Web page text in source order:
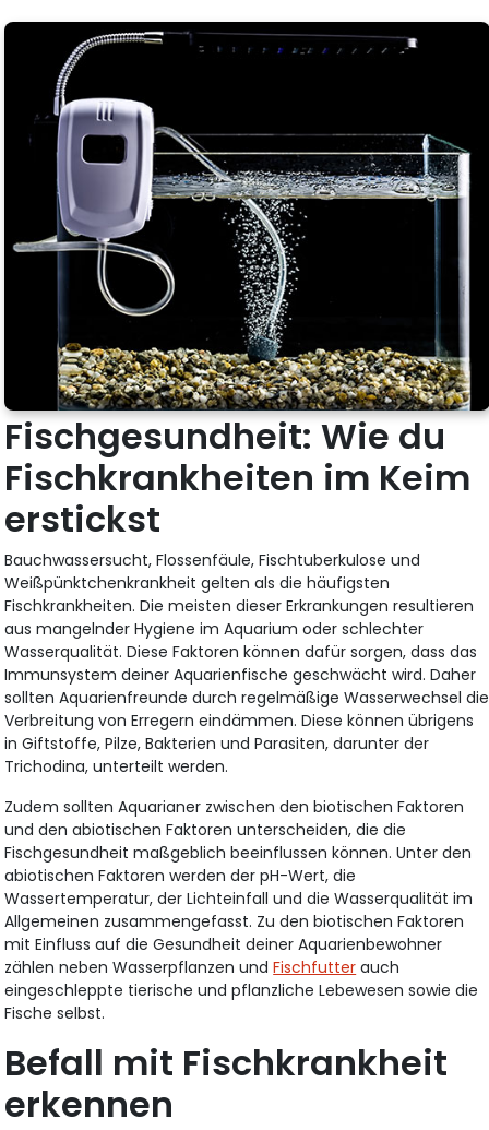
Fischgesundheit: Wie du
Fischkrankheiten im Keim
erstickst
Bauchwassersucht, Flossenfäule, Fischtuberkulose und
Weißpünktchenkrankheit gelten als die häufigsten
Fischkrankheiten. Die meisten dieser Erkrankungen resultieren
aus mangelnder Hygiene im Aquarium oder schlechter
Wasserqualität. Diese Faktoren können dafür sorgen, dass das
Immunsystem deiner Aquarienfische geschwächt wird. Daher
sollten Aquarienfreunde durch regelmäßige Wasserwechsel die
Verbreitung von Erregern eindämmen. Diese können übrigens
in Giftstoffe, Pilze, Bakterien und Parasiten, darunter der
Trichodina, unterteilt werden.
Zudem sollten Aquarianer zwischen den biotischen Faktoren
und den abiotischen Faktoren unterscheiden, die die
Fischgesundheit maßgeblich beeinflussen können. Unter den
abiotischen Faktoren werden der pH-Wert, die
Wassertemperatur, der Lichteinfall und die Wasserqualität im
Allgemeinen zusammengefasst. Zu den biotischen Faktoren
mit Einfluss auf die Gesundheit deiner Aquarienbewohner
zählen neben Wasserpflanzen undFischfutter auch
eingeschleppte tierische und pflanzliche Lebewesen sowie die
Fische selbst.
Befall mit Fischkrankheit
erkennen